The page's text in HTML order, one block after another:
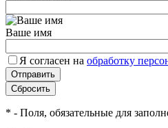
Ваше имя
Я согласен на обработку
* - Поля, обязательные для